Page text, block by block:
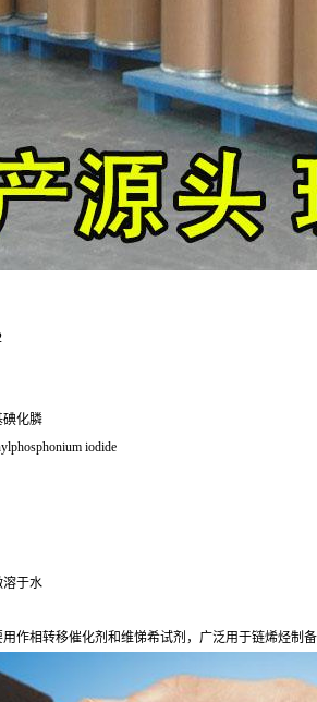
碘化膦
iodide
溶于水
作相转移催化剂和维悌希试剂，广泛用于链烯烃制